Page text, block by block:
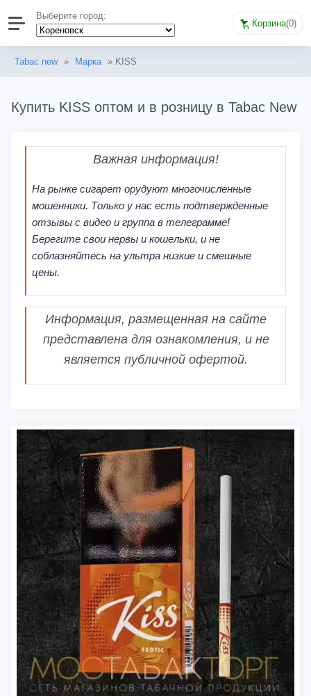
Выберите город:
Корзина(0)
Tabac new » Марка » KISS
Купить KISS оптом и в розницу в Tabac New
Важная информация!
На рынке сигарет орудуют многочисленные
мошенники. Только у нас есть подтвержденные
отзывы с видео и группа в телеграмме!
Берегите свои нервы и кошельки, и не
соблазняйтесь на ультра низкие и смешные
цены.
Информация, размещенная на сайте
представлена для ознакомления, и не
является публичной офертой.